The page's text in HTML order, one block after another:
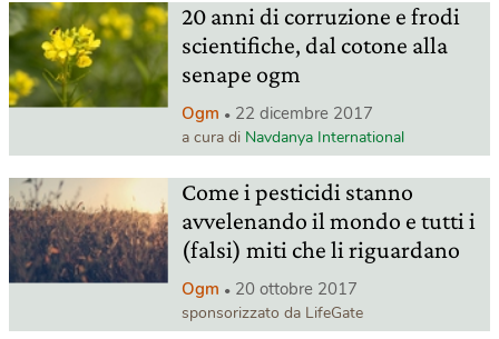
20 anni di corruzione e frodi
scientifiche, dal cotone alla
senape ogm
Ogm 22 dicembre 2017
a cura di Navdanya International
Come i pesticidi stanno
avvelenando il mondo e tutti i
(falsi) miti che li riguardano
Ogm 20 ottobre 2017
sponsorizzato da LifeGate